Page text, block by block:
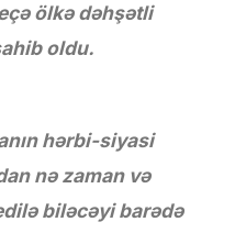
ölkə dəhşətli
oldu.
hərbi-siyasi
nə zaman və
biləcəyi barədə